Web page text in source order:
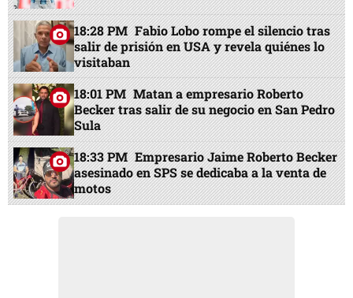
18:28 PM Fabio Lobo rompe el silencio tras
salir de prisión en USA y revela quiénes lo
visitaban
18:01 PM Matan a empresario Roberto
Becker tras salir de su negocio en San Pedro
Sula
18:33 PM Empresario Jaime Roberto Becker
asesinado en SPS se dedicaba a la venta de
motos